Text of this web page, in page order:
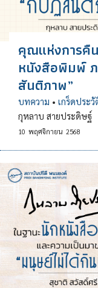
คุณแห่งการคื
หนังสือพิมพ์
สันติภาพ”
บทความ • เกร็ดประ
กุหลาบ สายประดิษฐ์
10 พฤศจิกายน 2568